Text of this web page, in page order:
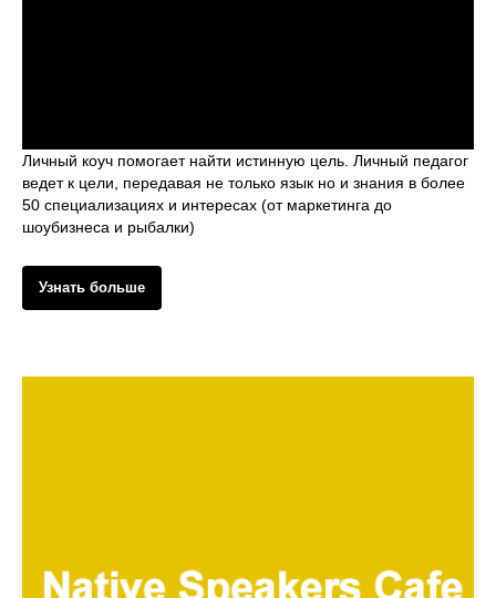
Личный коуч помогает найти истинную цель. Личный педагог
ведет к цели, передавая не только язык но и знания в более
50 специализациях и интересах (от маркетинга до
шоубизнеса и рыбалки)
Узнать больше